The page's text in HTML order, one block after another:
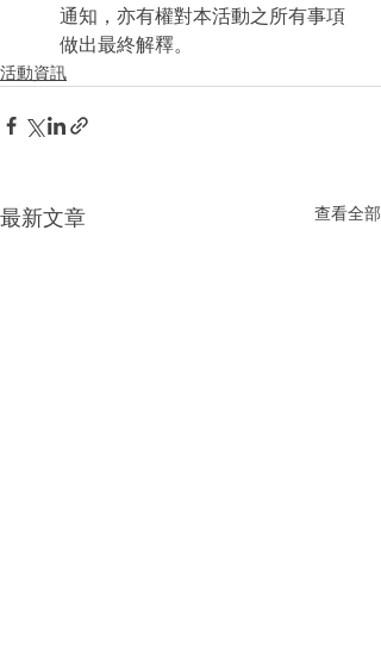
通知，亦有權對本活動之所有事項
做出最終解釋。
活動資訊
最新文章 查看全部